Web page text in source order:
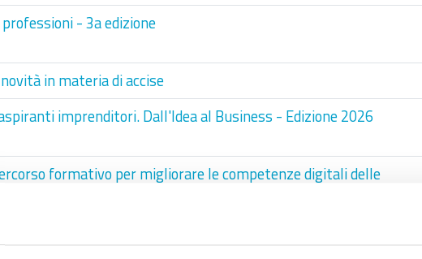
- 3a edizione
in materia di accise
imprenditori. Dall'Idea al Business - Edizione 2026
formativo per migliorare le competenze digitali delle
e delle lavoratrici
per mediatori civili e commerciali - I edizione 2026